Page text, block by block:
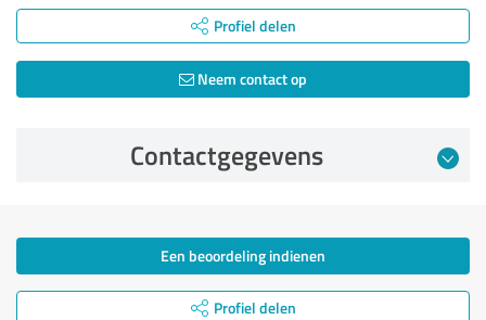
Profiel delen
Neem contact op
Contactgegevens
Een beoordeling indienen
Profiel delen